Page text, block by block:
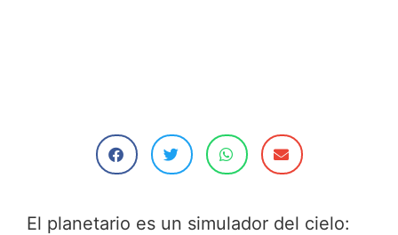
El planetario es un simulador del cielo: